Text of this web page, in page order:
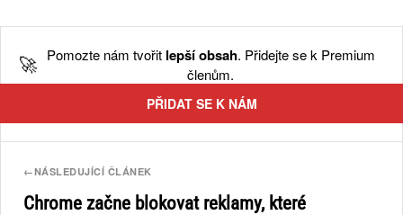
🚀 Pomozte nám tvořit lepší obsah. Přidejte se k Premium
členům.
PŘIDAT SE K NÁM
←NÁSLEDUJÍCÍ ČLÁNEK
Chrome začne blokovat reklamy, které